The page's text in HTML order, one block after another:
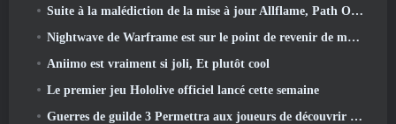
Suite à la malédiction de la mise à jour Allflame, Path Of Exile annonce plusieurs changements basés sur les commentaires
Nightwave de Warframe est sur le point de revenir de manière choquante
Aniimo est vraiment si joli, Et plutôt cool
Le premier jeu Hololive officiel lancé cette semaine
Guerres de guilde 3 Permettra aux joueurs de découvrir le monde de la Tyrie avant le réveil des dragons anciens